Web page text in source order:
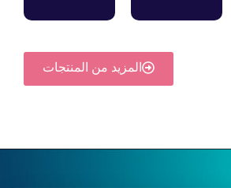
المزيد من المنتجات